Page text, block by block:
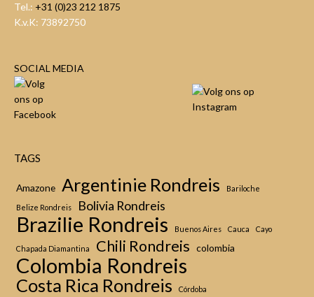
Tel.: +31 (0)23 212 1875
K.v.K: 73892750
SOCIAL MEDIA
TAGS
Amazone Argentinie Rondreis Bariloche
Belize Rondreis Bolivia Rondreis
Brazilie Rondreis Buenos Aires Cauca Cayo
Chapada Diamantina Chili Rondreis colombia
Colombia Rondreis
Costa Rica Rondreis Córdoba